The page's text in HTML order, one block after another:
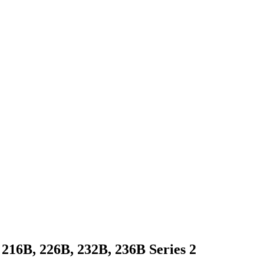
226B, 232B, 236B Series 2